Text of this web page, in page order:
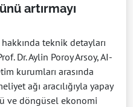
artırmayı
teknik detayları
Dr. Aylin Poroy Arsoy, AI-
kurumları arasında
ağı aracılığıyla yapay
ve döngüsel ekonomi